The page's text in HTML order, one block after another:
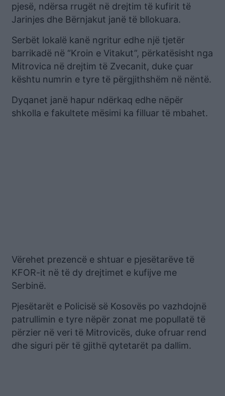
pjesë, ndërsa rrugët në drejtim të kufirit të
Jarinjes dhe Bërnjakut janë të bllokuara.
Serbët lokalë kanë ngritur edhe një tjetër
barrikadë në “Kroin e Vitakut”, përkatësisht nga
Mitrovica në drejtim të Zvecanit, duke çuar
kështu numrin e tyre të përgjithshëm në nëntë.
Dyqanet janë hapur ndërkaq edhe nëpër
shkolla e fakultete mësimi ka filluar të mbahet.
Vërehet prezencë e shtuar e pjesëtarëve të
KFOR-it në të dy drejtimet e kufijve me
Serbinë.
Pjesëtarët e Policisë së Kosovës po vazhdojnë
patrullimin e tyre nëpër zonat me popullatë të
përzier në veri të Mitrovicës, duke ofruar rend
dhe siguri për të gjithë qytetarët pa dallim.